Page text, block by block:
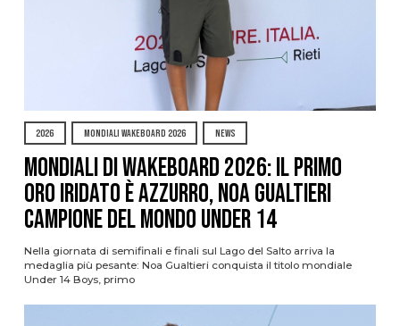
2026 MONDIALI WAKEBOARD 2026 NEWS
Mondiali di Wakeboard 2026: il primo
oro iridato è azzurro, Noa Gualtieri
campione del mondo Under 14
Nella giornata di semifinali e finali sul Lago del Salto arriva la
medaglia più pesante: Noa Gualtieri conquista il titolo mondiale
Under 14 Boys, primo